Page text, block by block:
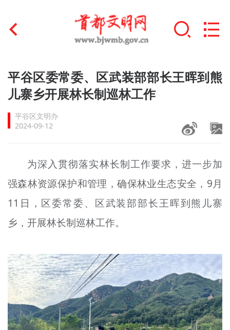
首页
文明创建
文明实践
未成年人思想道德建设
榜样人物
+
身边好人
北京宣传文化引导基金
宣传思想文化人才
专题
平谷区委常委、区武装部部长王晖到熊
儿寨乡开展林长制巡林工作
平谷区文明办
2024-09-12
为深入贯彻落实林长制工作要求，进一步加
强森林资源保护和管理，确保林业生态安全，9月
11日，区委常委、区武装部部长王晖到熊儿寨
乡，开展林长制巡林工作。